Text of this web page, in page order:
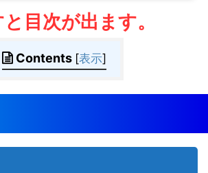
目次が出ます。
Contents [表示]